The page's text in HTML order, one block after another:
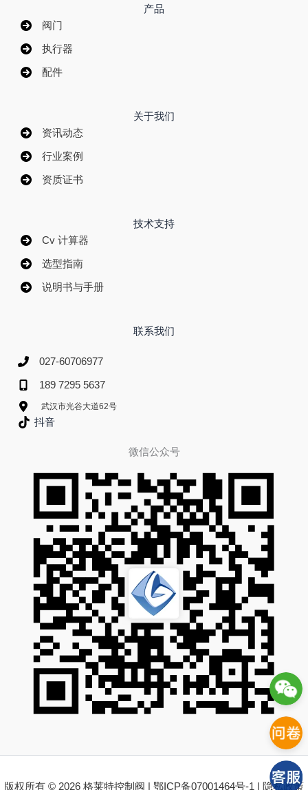
产品
阀门
执行器
配件
关于我们
资讯动态
行业案例
资质证书
技术支持
Cv 计算器
选型指南
说明书与手册
联系我们
027-60706977
189 7295 5637
武汉市光谷大道62号
抖音
微信公众号
版权所有 © 2026 格莱特控制阀 | 鄂ICP备07001464号-1 | 隐私政策